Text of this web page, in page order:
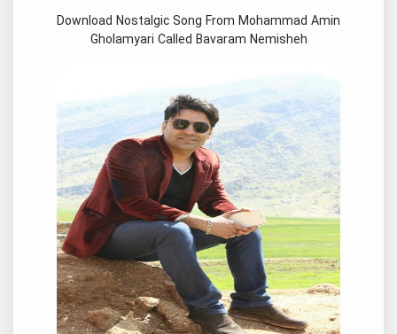
Download Nostalgic Song From Mohammad Amin
Gholamyari Called Bavaram Nemisheh